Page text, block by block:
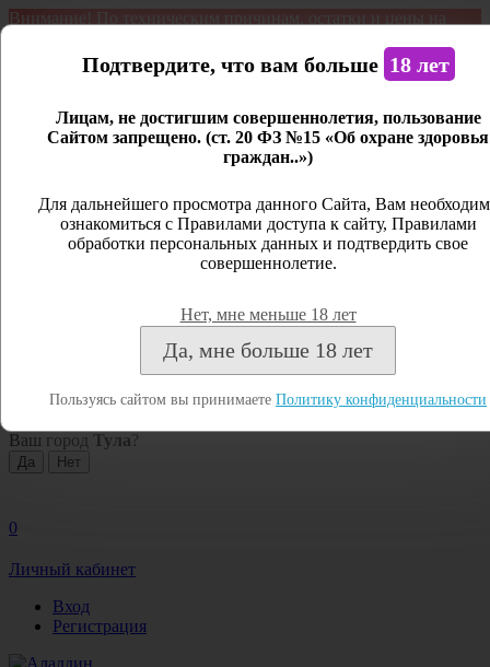
Внимание! По техническим причинам, остатки и цены на
является демонстрационным. Дистанционная продажа не
Открыть сайдбар
Личный кабинет
Закрыть
Посмотреть все результаты
Ваш город Тула ?
0
Личный кабинет
Вход
Регистрация
Подтвердите, что вам больше 18 лет
Лицам, не достигшим совершеннолетия, пользование
Сайтом запрещено. (ст. 20 ФЗ №15 «Об охране здоровья
граждан..»)
Для дальнейшего просмотра данного Сайта, Вам
ознакомиться с Правилами доступа к сайту, Правилами
обработки персональных данных и подтвердить свое
совершеннолетие.
Нет, мне меньше 18 лет
Да, мне больше 18 лет
Пользуясь сайтом вы принимаете Политику конфиденциальности